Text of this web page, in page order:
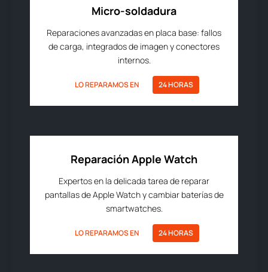
Micro-soldadura
Reparaciones avanzadas en placa base: fallos
de carga, integrados de imagen y conectores
internos.
LO REPARAMOS EN 24 HORAS
Reparación Apple Watch
Expertos en la delicada tarea de reparar
pantallas de Apple Watch y cambiar baterías de
smartwatches.
LO REPARAMOS EN 24 HORAS